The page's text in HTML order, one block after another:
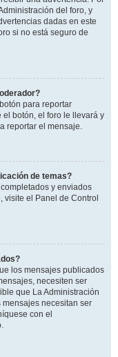
del foro, y
dadas en este
si no está seguro de
para reportar
botón, el foro le llevará y
reportar el mensaje.
de temas?
y enviados
visite el Panel de Control
los mensajes publicados
necesiten ser
que La Administración
necesitan ser
con el